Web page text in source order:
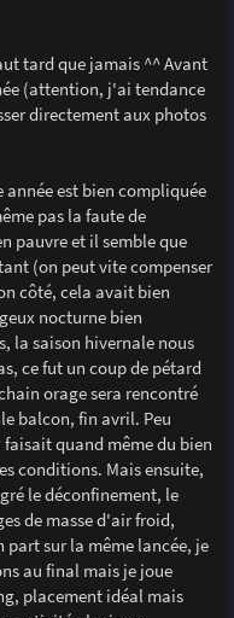
tard que jamais ^^ Avant
(attention, j'ai tendance
directement aux photos
année est bien compliquée
pas la faute de
pauvre et il semble que
(on peut vite compenser
côté, cela avait bien
nocturne bien
la saison hivernale nous
ce fut un coup de pétard
orage sera rencontré
balcon, fin avril. Peu
quand même du bien
conditions. Mais ensuite,
le déconfinement, le
de masse d'air froid,
sur la même lancée, je
au final mais je joue
placement idéal mais